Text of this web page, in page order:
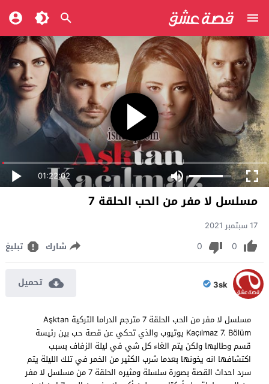
01:22:02
مسلسل لا مفر من الحب الحلقة 7
17 سبتمبر 2021
0
0 شارك تبليغ
3sk تحميل
مسلسل لا مفر من الحب الحلقة 7 مترجم الدراما التركية Aşktan
Kaçılmaz 7. Bölüm يوتيوب والذي تحكي عن قصة حب بين رئيسة
قسم وطالبها ولكن يتم الغاء كل شي في ليلة الزفاف بسبب
اكتشافها انه يخونها بعدما شرب الكثير من الخمر في تلك الليلة يتم
سرد احداث القصة بصورة سلسلة ومثيره الحلقة 7 من مسلسل لا مفر